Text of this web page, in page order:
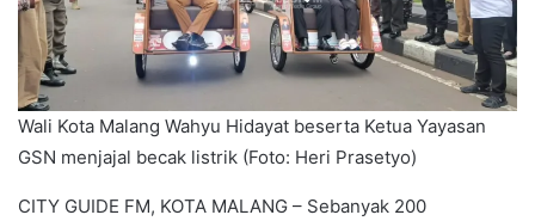
Wali Kota Malang Wahyu Hidayat beserta Ketua Yayasan
GSN menjajal becak listrik (Foto: Heri Prasetyo)
CITY GUIDE FM, KOTA MALANG – Sebanyak 200